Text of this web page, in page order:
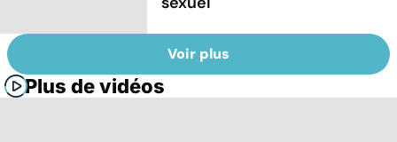
Voir plus
Plus de vidéos